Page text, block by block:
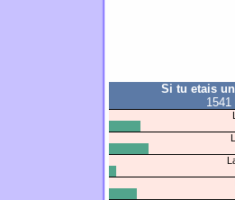
Si tu etais
1541